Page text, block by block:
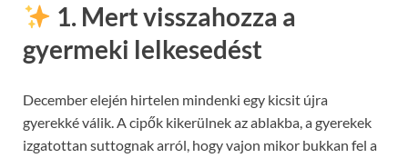
1. Mert visszahozza a
gyermeki lelkesedést
December elején hirtelen mindenki egy kicsit újra
gyerekké válik. A cipők kikerülnek az ablakba, a gyerekek
izgatottan suttognak arról, hogy vajon mikor bukkan fel a